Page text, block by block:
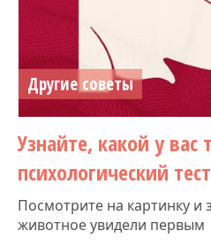
Другие советы
Узнайте, какой у вас
психологический
Посмотрите на картинку и
животное увидели первым